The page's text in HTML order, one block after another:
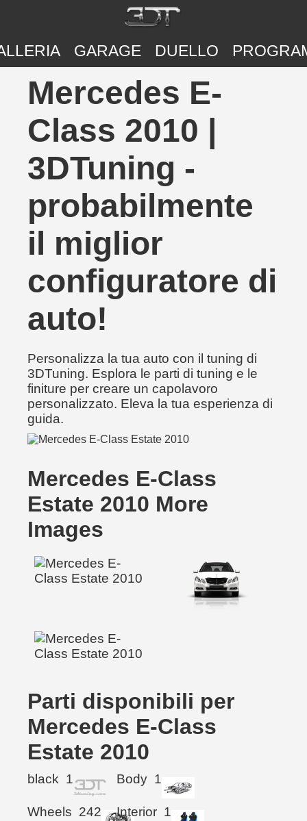
GARAGE DUELLO
Mercedes E-
Class 2010 |
3DTuning -
probabilmente
il miglior
configuratore di
auto!
Personalizza la tua auto con il tuning di
3DTuning. Esplora le parti di tuning e le
finiture per creare un capolavoro
personalizzato. Eleva la tua esperienza di
guida.
Mercedes E-Class
Estate 2010 More
Images
Parti disponibili per
Mercedes E-Class
Estate 2010
black 1 Body 1
Wheels 242 Interior 1